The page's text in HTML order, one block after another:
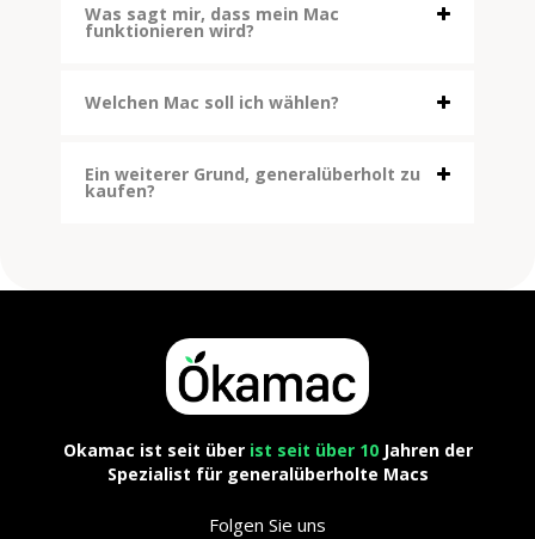
Was sagt mir, dass mein Mac
funktionieren wird?
Welchen Mac soll ich wählen?
Ein weiterer Grund, generalüberholt zu
kaufen?
Okamac ist seit über ist seit über 10 Jahren der
Spezialist für generalüberholte Macs
Folgen Sie uns